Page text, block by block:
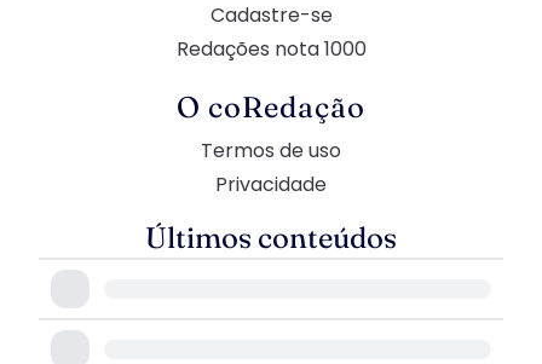
Cadastre-se
Redações nota 1000
O coRedação
Termos de uso
Privacidade
Últimos conteúdos